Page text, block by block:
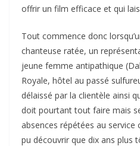
offrir un film efficace et qui
Tout commence donc
chanteuse ratée, un
jeune femme antipathique
Royale, hôtel au passé
délaissé par la clientèle ainsi
doit pourtant tout faire mais
absences répétées au service
pu découvrir que dix ans plus